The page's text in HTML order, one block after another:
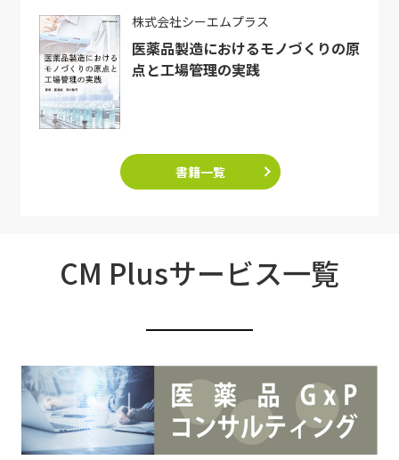
株式会社シーエムプラス
医薬品製造におけるモノづくりの原
点と工場管理の実践
書籍一覧
CM Plusサービス一覧